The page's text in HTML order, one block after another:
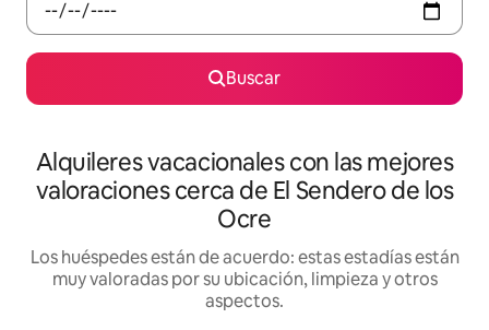
Buscar
Alquileres vacacionales con las mejores
valoraciones cerca de El Sendero de los
Ocre
Los huéspedes están de acuerdo: estas estadías están
muy valoradas por su ubicación, limpieza y otros
aspectos.